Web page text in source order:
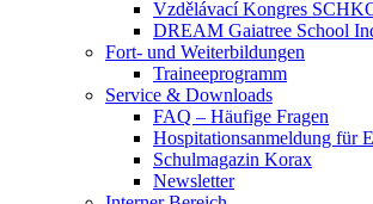
Vzdělávací Kongres
DREAM Gaiatree School
Fort- und Weiterbildungen
Traineeprogramm
Service & Downloads
FAQ – Häufige Fragen
Hospitationsanmeldung für
Schulmagazin Korax
Newsletter